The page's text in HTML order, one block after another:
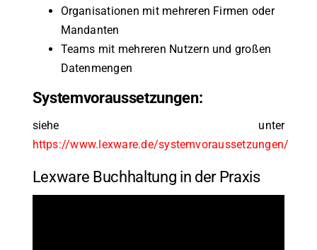
Organisationen mit mehreren Firmen oder
Mandanten
Teams mit mehreren Nutzern und großen
Datenmengen
Systemvoraussetzungen:
siehe unter
https://www.lexware.de/systemvoraussetzungen/
Lexware Buchhaltung in der Praxis